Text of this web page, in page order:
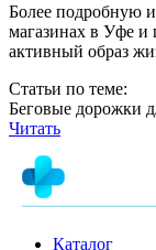
Более подробную
магазинах в Уфе и
активный образ
Статьи по теме:
Беговые дорожки
Читать
Каталог